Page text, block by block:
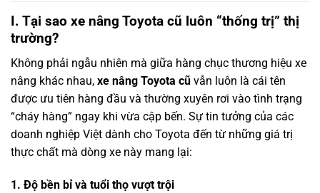
I. Tại sao xe nâng Toyota cũ luôn “thống trị” thị
trường?
Không phải ngẫu nhiên mà giữa hàng chục thương hiệu xe
nâng khác nhau, xe nâng Toyota cũ vẫn luôn là cái tên
được ưu tiên hàng đầu và thường xuyên rơi vào tình trạng
“cháy hàng” ngay khi vừa cập bến. Sự tin tưởng của các
doanh nghiệp Việt dành cho Toyota đến từ những giá trị
thực chất mà dòng xe này mang lại:
1. Độ bền bỉ và tuổi thọ vượt trội